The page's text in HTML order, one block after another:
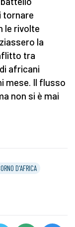
tornare
le rivolte
la
tra
africani
mese. Il flusso
non si è mai
D'AFRICA